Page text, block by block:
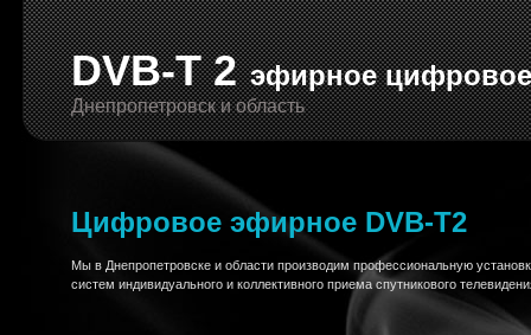
DVB-T 2 эфирное цифровое
Днепропетровск и область
Цифровое эфирное DVB-T2
Мы в Днепропетровске и области производим профессиональную
систем индивидуального и коллективного приема спутникового